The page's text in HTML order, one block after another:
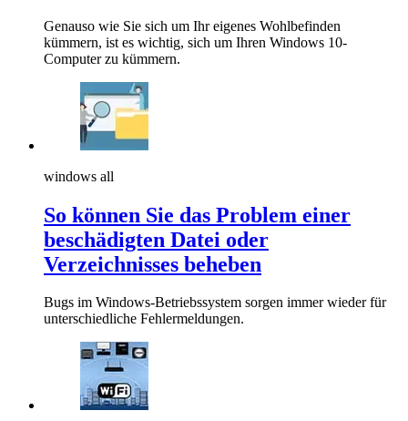
Genauso wie Sie sich um Ihr eigenes Wohlbefinden
kümmern, ist es wichtig, sich um Ihren Windows 10-
Computer zu kümmern.
windows all
So können Sie das Problem einer
beschädigten Datei oder
Verzeichnisses beheben
Bugs im Windows-Betriebssystem sorgen immer wieder für
unterschiedliche Fehlermeldungen.